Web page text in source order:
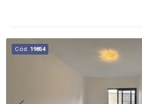
Cód. 19854